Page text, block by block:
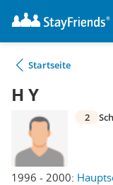
Startseite
H Y
1996 - 2000:
2